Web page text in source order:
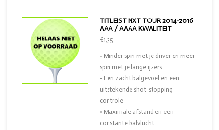
TITLEIST NXT TOUR 2014-2016
AAA / AAAA KWALITEIT
€1,35
• Minder spin met je driver en meer
spin met je lange ijzers
• Een zacht balgevoel en een
uitstekende shot-stopping
controle
• Maximale afstand en een
constante balvlucht